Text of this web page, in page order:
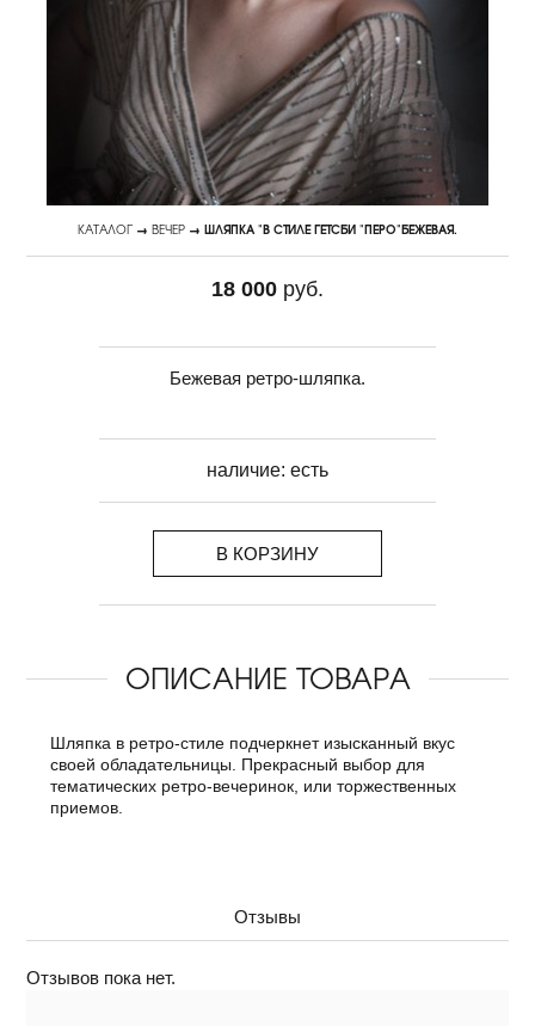
КАТАЛОГ → ВЕЧЕР → ШЛЯПКА "В СТИЛЕ ГЕТСБИ "ПЕРО"БЕЖЕВАЯ.
Бежевая ретро-шляпка.
наличие: есть
18 000руб.
В КОРЗИНУ
ОПИСАНИЕ ТОВАРА
Шляпка в ретро-стиле подчеркнет изысканный вкус
своей обладательницы. Прекрасный выбор для
тематических ретро-вечеринок, или торжественных
приемов.
Отзывы
Отзывов пока нет.